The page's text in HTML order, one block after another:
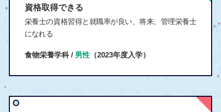
資格取得できる
栄養士の資格習得と就職率が良い、将来、管理栄養士
になれる
食物栄養学科 / 男性（2023年度入学）